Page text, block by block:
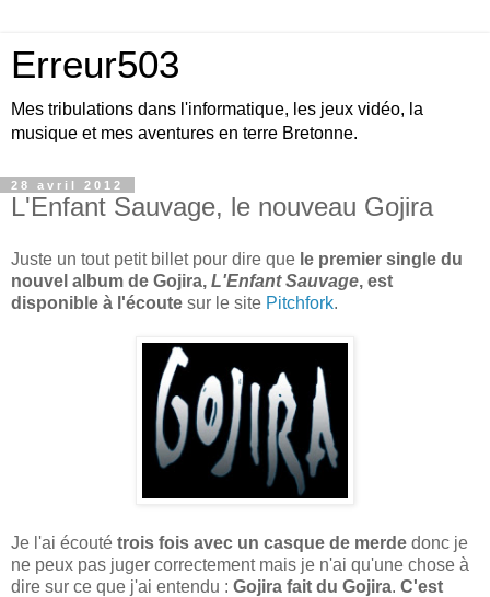
Erreur503
Mes tribulations dans l'informatique, les jeux vidéo, la
musique et mes aventures en terre Bretonne.
28 avril 2012
L'Enfant Sauvage, le nouveau Gojira
Juste un tout petit billet pour dire que le premier single du
nouvel album de Gojira, L'Enfant Sauvage, est
disponible à l'écoute sur le site Pitchfork.
Je l'ai écouté trois fois avec un casque de merde donc je
ne peux pas juger correctement mais je n'ai qu'une chose à
dire sur ce que j'ai entendu : Gojira fait du Gojira. C'est